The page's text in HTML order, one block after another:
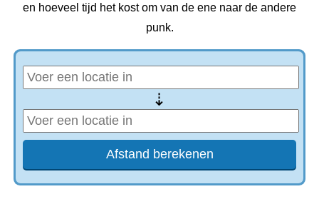
en hoeveel tijd het kost om van de ene naar de andere
punk.
⇢